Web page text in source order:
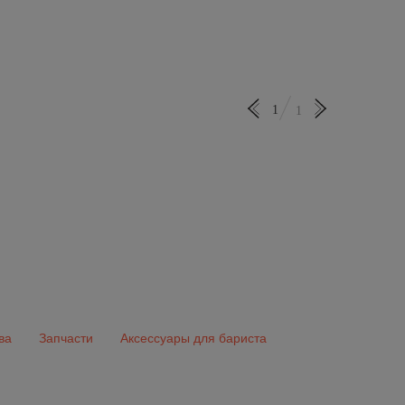
1 1
Запчасти Аксессуары для бариста